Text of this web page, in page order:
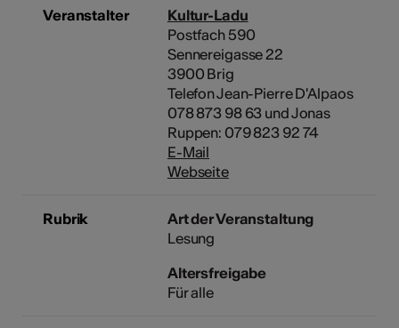
Veranstalter
Kultur-Ladu
Postfach 590
Sennereigasse 22
3900 Brig
Telefon Jean-Pierre D'Alpaos
078 873 98 63 und Jonas
Ruppen: 079 823 92 74
E-Mail
Webseite
Rubrik
Art der Veranstaltung
Lesung
Altersfreigabe
Für alle